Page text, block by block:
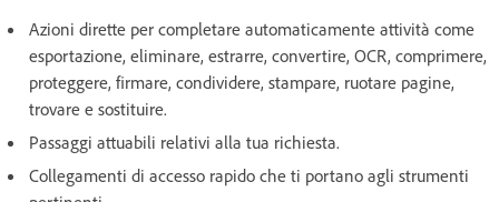
Azioni dirette per completare automaticamente attività come
esportazione, eliminare, estrarre, convertire, OCR, comprimere,
proteggere, firmare, condividere, stampare, ruotare pagine,
trovare e sostituire.
Passaggi attuabili relativi alla tua richiesta.
Collegamenti di accesso rapido che ti portano agli strumenti